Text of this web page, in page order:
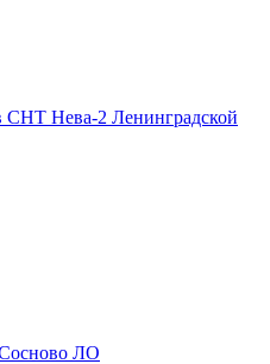
СНТ Нева-2 Ленинградской
ЛО